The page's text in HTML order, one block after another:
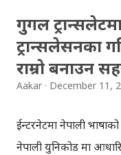
गुगल
ट्रान्सलेसनका
राम्रो बनाउन
Aakar December 11,
ईन्टरनेटमा नेपाली
नेपाली युनिकोड मा